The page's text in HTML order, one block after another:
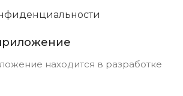
находится в разработке